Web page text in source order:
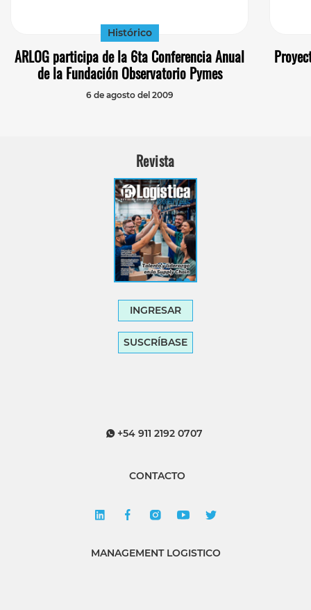
Histórico
ARLOG participa de la 6ta Conferencia Anual
de la Fundación Observatorio Pymes
6 de agosto del 2009
Revista
INGRESAR
SUSCRÍBASE
+54 911 2192 0707
CONTACTO
MANAGEMENT LOGISTICO